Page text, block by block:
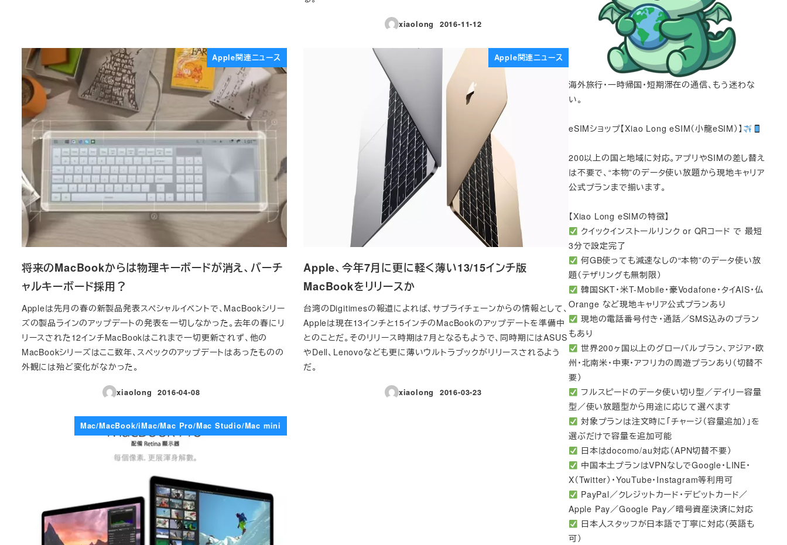
xiaolong
投稿日
2016-11-12
Apple関連ニュース
将来のMacBookからは物理キーボードが消え、バーチ
ャルキーボード採用？
Appleは先月の春の新製品発表スペシャルイベントで、MacBookシリー
ズの製品ラインのアップデートの発表を一切しなかった。去年の春にリ
リースされた12インチMacBookはこれまで一切更新されず、他の
MacBookシリーズはここ数年、スペックのアップデートはあったものの
外観には殆ど変化がなかった。
xiaolong
投稿日
2016-04-08
Apple関連ニュース
Apple、今年7月に更に軽く薄い13/15インチ版
MacBookをリリースか
台湾のDigitimesの報道によれば、サプライチェーンからの情報として、
Appleは現在13インチと15インチのMacBookのアップデートを準備中
とのことだ。そのリリース時期は7月となるもようで、同時期にはASUS
やDell、Lenovoなども更に薄いウルトラブックがリリースされるよう
だ。
xiaolong
投稿日
2016-03-23
Mac/MacBook/iMac/Mac Pro/Mac Studio/Mac mini
海外旅行・一時帰国・短期滞在の通信、もう迷わな
い。
eSIMショップ【Xiao Long eSIM（小龍eSIM）】
200以上の国と地域に対応。アプリやSIMの差し替え
は不要で、“本物”のデータ使い放題から現地キャリア
公式プランまで揃います。
【Xiao Long eSIMの特徴】
クイックインストールリンク or QRコード で 最短
3分で設定完了
何GB使っても減速なしの“本物”のデータ使い放
題（テザリングも無制限）
韓国SKT・米T-Mobile・豪Vodafone・タイAIS・仏
Orange など現地キャリア公式プランあり
現地の電話番号付き・通話／SMS込みのプラン
もあり
世界200ヶ国以上のグローバルプラン、アジア・欧
州・北南米・中東・アフリカの周遊プランあり（切替不
要）
フルスピードのデータ使い切り型／デイリー容量
型／使い放題型から用途に応じて選べます
対象プランは注文時に「チャージ（容量追加）」を
選ぶだけで容量を追加可能
日本はdocomo/au対応（APN切替不要）
中国本土プランはVPNなしでGoogle・LINE・
X（Twitter）・YouTube・Instagram等利用可
PayPal／クレジットカード・デビットカード／
Apple Pay／Google Pay／暗号資産決済に対応
日本人スタッフが日本語で丁寧に対応（英語も
可）